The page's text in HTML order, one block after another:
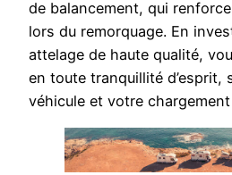
de balancement, qui
lors du remorquage. En
attelage de haute qualité,
en toute tranquillité d’esprit,
véhicule et votre